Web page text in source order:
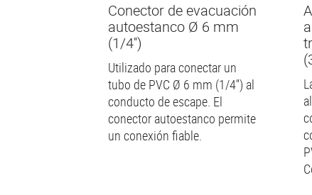
Conector de evacuación
autoestanco Ø 6 mm
(1/4'')
Utilizado para conectar un
tubo de PVC Ø 6 mm (1/4'') al
conducto de escape. El
conector autoestanco permite
un conexión fiable.